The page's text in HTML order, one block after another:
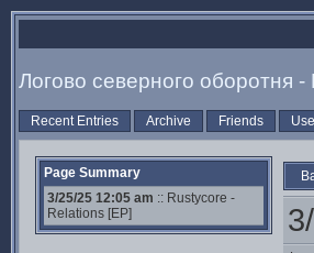
Логово северного оборотня
Recent Entries Archive Friends
Page Summary
3/25/25 12:05 am :: Rustycore -
Relations [EP]